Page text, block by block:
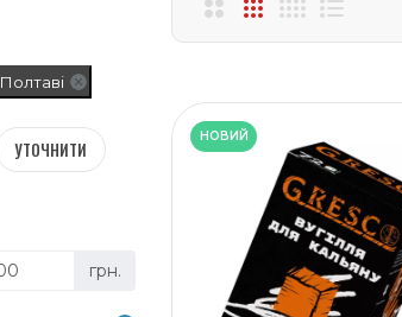
Полтаві
УТОЧНИТИ
грн.
НОВИЙ